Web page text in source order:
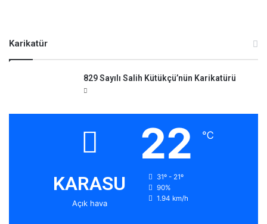
Karikatür
829 Sayılı Salih Kütükçü’nün Karikatürü
KARASU
Açık hava
22 ℃
31º - 21º
90%
1.94 km/h